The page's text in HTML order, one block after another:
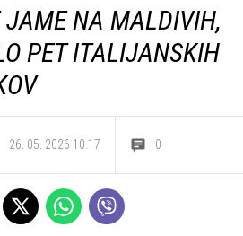
JAME NA MALDIVIH,
PET ITALIJANSKIH
26. 05. 2026 10.17 0